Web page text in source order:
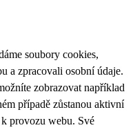
soubory cookies,
a zpracovali osobní údaje.
zobrazovat například
případě zůstanou aktivní
provozu webu. Své